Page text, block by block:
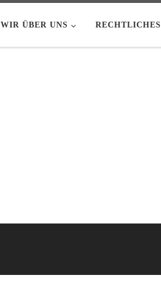
WIR ÜBER UNS RECHTLICHES